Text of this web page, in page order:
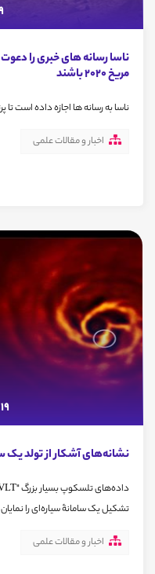
09
ناسا رسانه های خبری را
مریخ 2020 باشند
ناسا به رسانه ها اجازه داده است تا پرتاب
اخبار و مقالات علمی
19 خرداد 1399
نشانه‌های آشکار از تولد
تشکیل یک سامانۀ سیاره‌ای را
اخبار و مقالات علمی